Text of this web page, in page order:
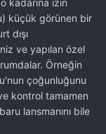
kadarına izin
küçük görünen bir
dışı
ve yapılan özel
Örneğin
çoğunluğunu
kontrol tamamen
lansmanını bile